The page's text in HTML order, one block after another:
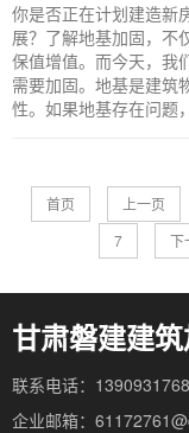
你是否正在计划建造新
展？了解地基加固，不
保值增值。而今天，我
需要加固。地基是建筑
性。如果地基存在问题
首页 上一页
7
下
甘肃磐建建
联系电话：
企业邮箱：